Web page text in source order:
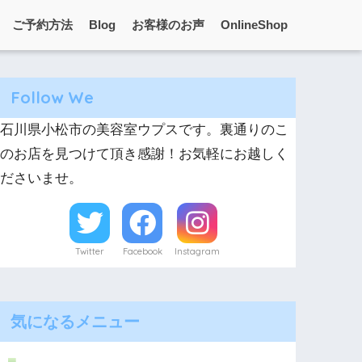
ご予約方法 Blog お客様のお声 OnlineShop
Follow We
石川県小松市の美容室ウプスです。裏通りのこ
のお店を見つけて頂き感謝！お気軽にお越しく
ださいませ。
Twitter Facebook Instagram
気になるメニュー